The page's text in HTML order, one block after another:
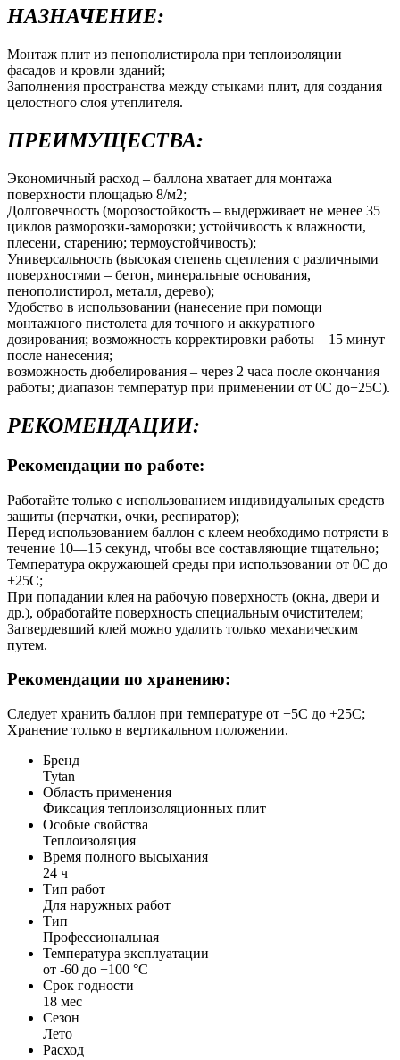
НАЗНАЧЕНИЕ:
Монтаж плит из пенополистирола при теплоизоляции
фасадов и кровли зданий;
Заполнения пространства между стыками плит, для создания
целостного слоя утеплителя.
ПРЕИМУЩЕСТВА:
Экономичный расход – баллона хватает для монтажа
поверхности площадью 8/м2;
Долговечность (морозостойкость – выдерживает не менее 35
циклов разморозки-заморозки; устойчивость к влажности,
плесени, старению; термоустойчивость);
Универсальность (высокая степень сцепления с различными
поверхностями – бетон, минеральные основания,
пенополистирол, металл, дерево);
Удобство в использовании (нанесение при помощи
монтажного пистолета для точного и аккуратного
дозирования; возможность корректировки работы – 15 минут
после нанесения;
возможность дюбелирования – через 2 часа после окончания
работы; диапазон температур при применении от 0С до+25С).
РЕКОМЕНДАЦИИ:
Рекомендации по работе:
Работайте только с использованием индивидуальных средств
защиты (перчатки, очки, респиратор);
Перед использованием баллон с клеем необходимо потрясти в
течение 10—15 секунд, чтобы все составляющие тщательно;
Температура окружающей среды при использовании от 0C до
+25C;
При попадании клея на рабочую поверхность (окна, двери и
др.), обработайте поверхность специальным очистителем;
Затвердевший клей можно удалить только механическим
путем.
Рекомендации по хранению:
Следует хранить баллон при температуре от +5C до +25C;
Хранение только в вертикальном положении.
Бренд
Tytan
Область применения
Фиксация теплоизоляционных плит
Особые свойства
Теплоизоляция
Время полного высыхания
24 ч
Тип работ
Для наружных работ
Тип
Профессиональная
Температура эксплуатации
от -60 до +100 °С
Срок годности
18 мес
Сезон
Лето
Расход